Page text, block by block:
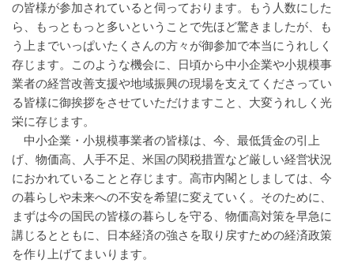
の皆様が参加されていると伺っております。もう人数にした
ら、もっともっと多いということで先ほど驚きましたが、も
う上までいっぱいたくさんの方々が御参加で本当にうれしく
存じます。このような機会に、日頃から中小企業や小規模事
業者の経営改善支援や地域振興の現場を支えてくださってい
る皆様に御挨拶をさせていただけますこと、大変うれしく光
栄に存じます。
中小企業・小規模事業者の皆様は、今、最低賃金の引上
げ、物価高、人手不足、米国の関税措置など厳しい経営状況
におかれていることと存じます。高市内閣としましては、今
の暮らしや未来への不安を希望に変えていく。そのために、
まずは今の国民の皆様の暮らしを守る、物価高対策を早急に
講じるとともに、日本経済の強さを取り戻すための経済政策
を作り上げてまいります。